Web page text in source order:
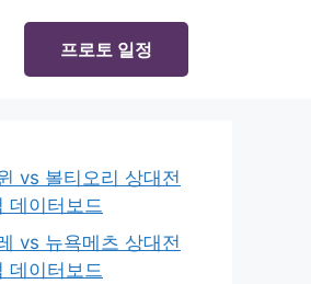
프로토 일정
vs 볼티오리 상대전
데이터보드
vs 뉴욕메츠 상대전
데이터보드